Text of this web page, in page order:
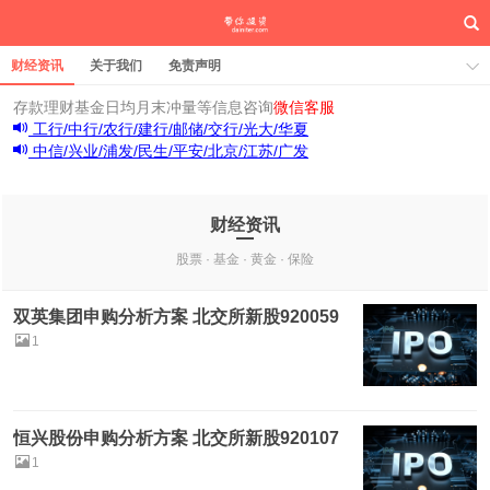
财经资讯 关于我们 免责声明
存款理财基金日均月末冲量等信息咨询微信客服
工行/中行/农行/建行/邮储/交行/光大/华夏
中信/兴业/浦发/民生/平安/北京/江苏/广发
财经资讯
股票 · 基金 · 黄金 · 保险
双英集团申购分析方案 北交所新股920059
1
恒兴股份申购分析方案 北交所新股920107
1